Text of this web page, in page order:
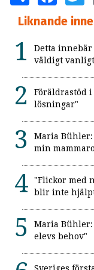
Liknande
Detta
väldigt
Föräldrastöd
lösningar"
Maria
min
"Flickor med
blir inte
Maria
elevs behov"
Sveriges